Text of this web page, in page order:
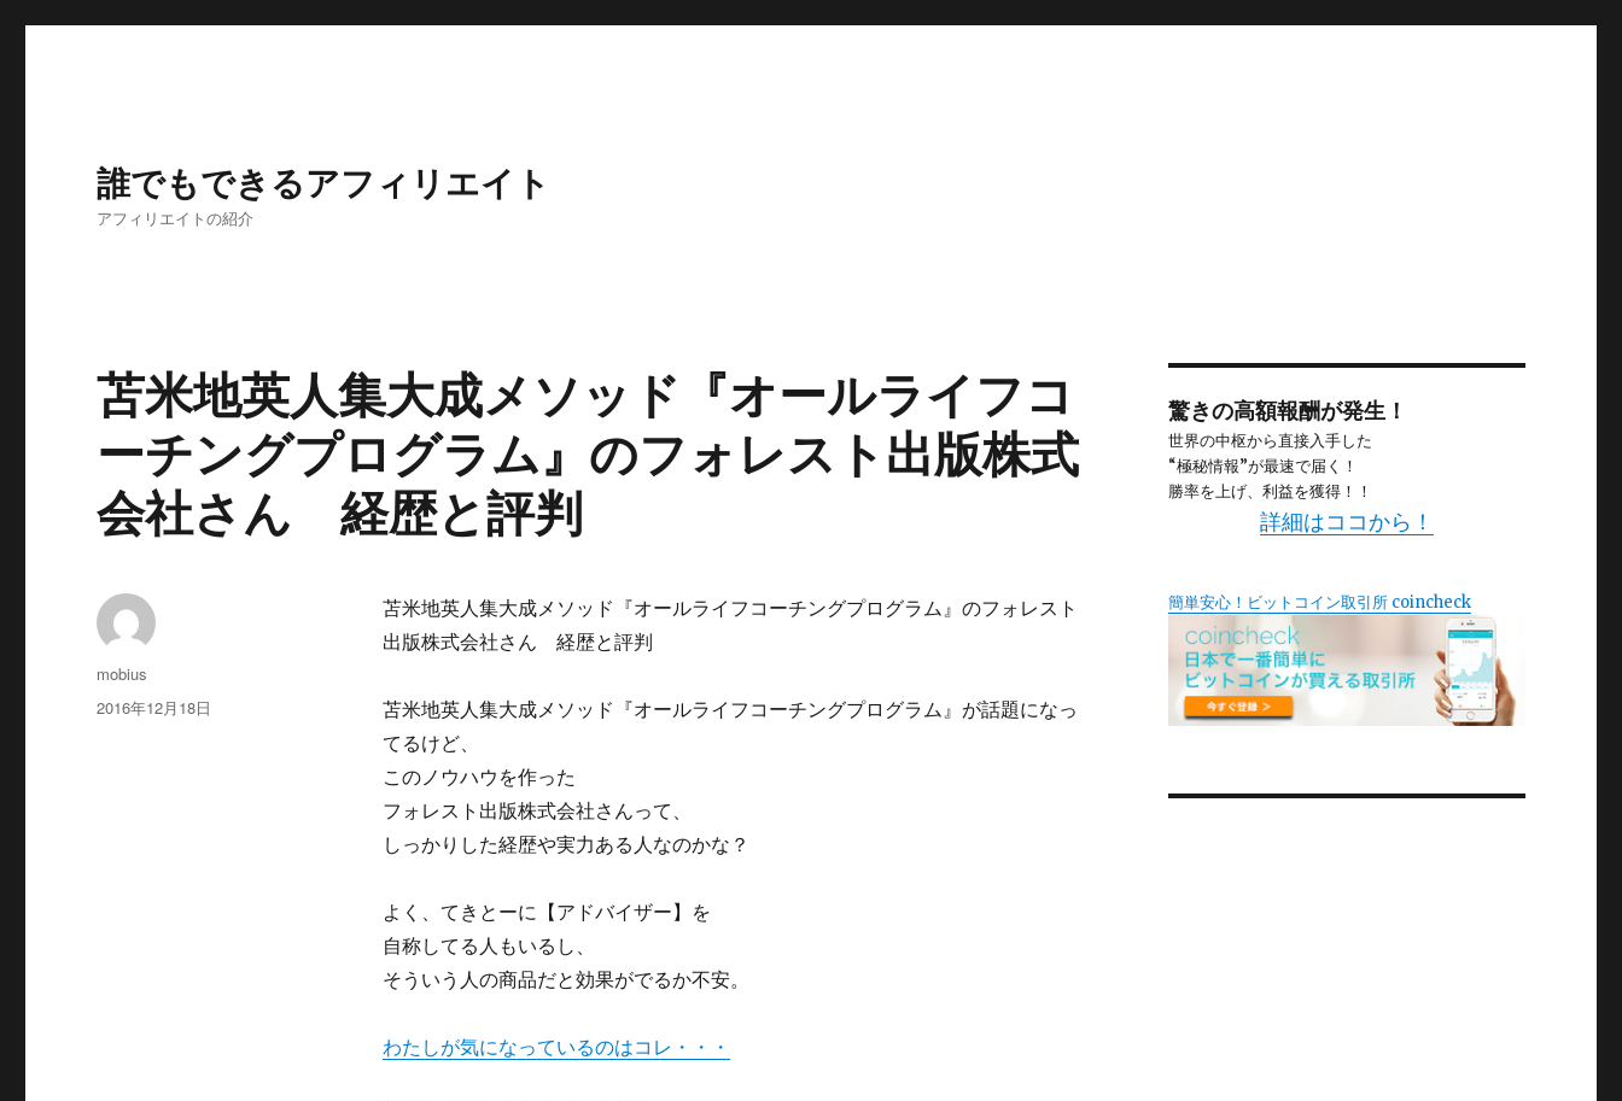
誰でもできるアフィリエイト
アフィリエイトの紹介
苫米地英人集大成メソッド『オールライフコ
ーチングプログラム』のフォレスト出版株式
会社さん 経歴と評判
苫米地英人集大成メソッド『オールライフコーチングプログラム』のフォレスト
出版株式会社さん 経歴と評判
苫米地英人集大成メソッド『オールライフコーチングプログラム』が話題になっ
てるけど、
このノウハウを作った
フォレスト出版株式会社さんって、
しっかりした経歴や実力ある人なのかな？
よく、てきとーに【アドバイザー】を
自称してる人もいるし、
そういう人の商品だと効果がでるか不安。
わたしが気になっているのはコレ・・・
投
稿
mobius
投
2016年12月18日
驚きの高額報酬が発生！
世界の中枢から直接入手した
“極秘情報”が最速で届く！
勝率を上げ、利益を獲得！！
詳細はココから！
簡単安心！ビットコイン取引所 coincheck